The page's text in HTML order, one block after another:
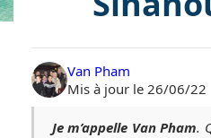
Van Pham
Mis à jour le 26/06/22
Je m’appelle Van Pham.